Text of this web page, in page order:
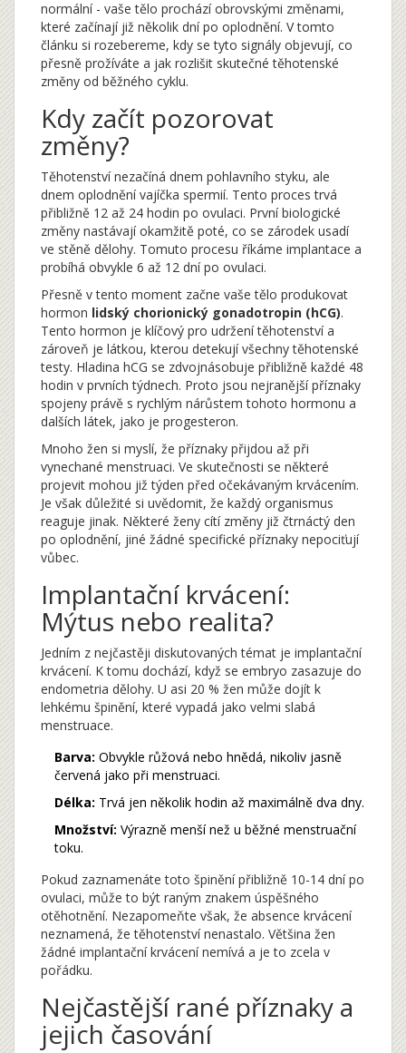
normální - vaše tělo prochází obrovskými změnami,
které začínají již několik dní po oplodnění. V tomto
článku si rozebereme, kdy se tyto signály objevují, co
přesně prožíváte a jak rozlišit skutečné těhotenské
změny od běžného cyklu.
Kdy začít pozorovat
změny?
Těhotenství nezačíná dnem pohlavního styku, ale
dnem oplodnění vajíčka spermií. Tento proces trvá
přibližně 12 až 24 hodin po ovulaci. První biologické
změny nastávají okamžitě poté, co se zárodek usadí
ve stěně dělohy. Tomuto procesu říkáme implantace a
probíhá obvykle 6 až 12 dní po ovulaci.
Přesně v tento moment začne vaše tělo produkovat
hormon lidský chorionický gonadotropin (hCG).
Tento hormon je klíčový pro udržení těhotenství a
zároveň je látkou, kterou detekují všechny těhotenské
testy. Hladina hCG se zdvojnásobuje přibližně každé 48
hodin v prvních týdnech. Proto jsou nejranější příznaky
spojeny právě s rychlým nárůstem tohoto hormonu a
dalších látek, jako je progesteron.
Mnoho žen si myslí, že příznaky přijdou až při
vynechané menstruaci. Ve skutečnosti se některé
projevit mohou již týden před očekávaným krvácením.
Je však důležité si uvědomit, že každý organismus
reaguje jinak. Některé ženy cítí změny již čtrnáctý den
po oplodnění, jiné žádné specifické příznaky nepociťují
vůbec.
Implantační krvácení:
Mýtus nebo realita?
Jedním z nejčastěji diskutovaných témat je implantační
krvácení. K tomu dochází, když se embryo zasazuje do
endometria dělohy. U asi 20 % žen může dojít k
lehkému špinění, které vypadá jako velmi slabá
menstruace.
Barva: Obvykle růžová nebo hnědá, nikoliv jasně
červená jako při menstruaci.
Délka: Trvá jen několik hodin až maximálně dva dny.
Množství: Výrazně menší než u běžné menstruační
toku.
Pokud zaznamenáte toto špinění přibližně 10-14 dní po
ovulaci, může to být raným znakem úspěšného
otěhotnění. Nezapomeňte však, že absence krvácení
neznamená, že těhotenství nenastalo. Většina žen
žádné implantační krvácení nemívá a je to zcela v
pořádku.
Nejčastější rané příznaky a
jejich časování